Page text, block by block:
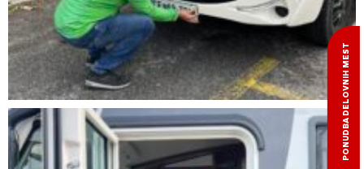
PONUDBA DELOVNIH MEST